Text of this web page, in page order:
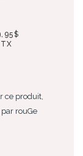
ce produit,
rouGe